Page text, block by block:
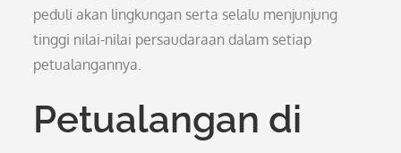
peduli akan lingkungan serta selalu menjunjung
tinggi nilai-nilai persaudaraan dalam setiap
petualangannya.
Petualangan di